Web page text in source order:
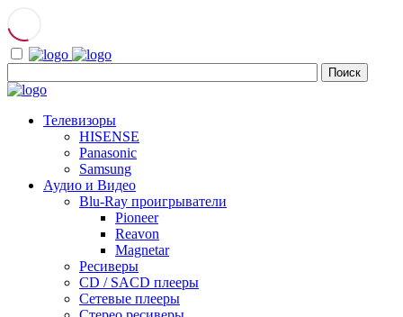
Телевизоры
HISENSE
Panasonic
Samsung
Аудио и Видео
Blu-Ray проигрыватели
Pioneer
Reavon
Magnetar
Ресиверы
CD / SACD плееры
Сетевые плееры